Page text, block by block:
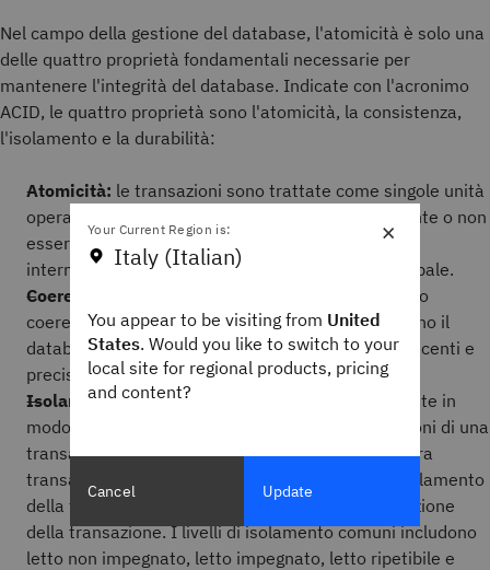
Nel campo della gestione del database, l'atomicità è solo una
delle quattro proprietà fondamentali necessarie per
mantenere l'integrità del database. Indicate con l'acronimo
ACID, le quattro proprietà sono l'atomicità, la consistenza,
l'isolamento e la durabilità:
Atomicità: le transazioni sono trattate come singole unità
operative che possono essere eseguite interamente o non
essere eseguite affatto, senza che nessuno stato
intermedio venga mai salvato nel database principale.
Coerenza:
un database deve rimanere in uno stato
coerente in modo che tutti gli utenti che controllano il
database abbiano accesso alle informazioni più recenti e
precise.
Isolamento:le transazioni devono essere elaborate in
modo isolato l'una dall'altra. Quando le informazioni di una
transazione simultanea sono pertinenti per un'altra
transazione, è possibile implementare livelli di isolamento
della transazione per agevolare la corretta esecuzione
della transazione. I livelli di isolamento comuni includono
letto non impegnato, letto impegnato, letto ripetibile e
×
Your Current Region is:
Italy (Italian)
You appear to be visiting from United
States. Would you like to switch to your
local site for regional products, pricing
and content?
Cancel Update